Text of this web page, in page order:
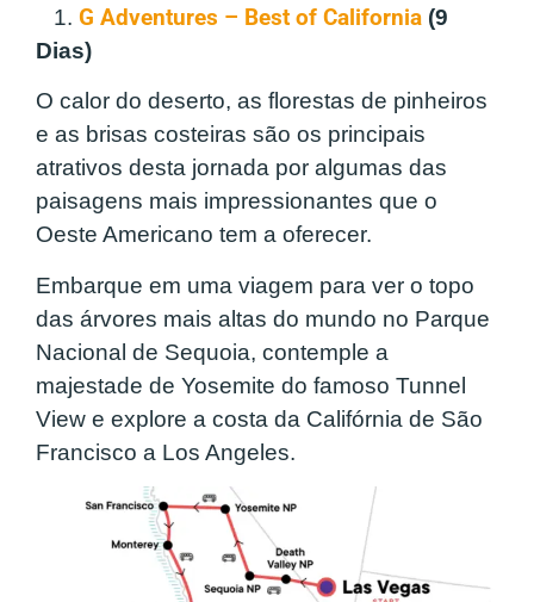
1. G Adventures – Best of California (9
Dias)
O calor do deserto, as florestas de pinheiros
e as brisas costeiras são os principais
atrativos desta jornada por algumas das
paisagens mais impressionantes que o
Oeste Americano tem a oferecer.
Embarque em uma viagem para ver o topo
das árvores mais altas do mundo no Parque
Nacional de Sequoia, contemple a
majestade de Yosemite do famoso Tunnel
View e explore a costa da Califórnia de São
Francisco a Los Angeles.